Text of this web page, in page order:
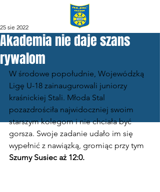
Akademia nie daje szans
rywalom
25 sie 2022
W środowe popołudnie, Wojewódzką
Ligę U-18 zainaugurowali juniorzy
kraśnickiej Stali. Młoda Stal
pozazdrościła najwidoczniej swoim
starszym kolegom i nie chciała być
gorsza. Swoje zadanie udało im się
wypełnić z nawiązką, gromiąc przy tym
Szumy Susiec aż 12:0.